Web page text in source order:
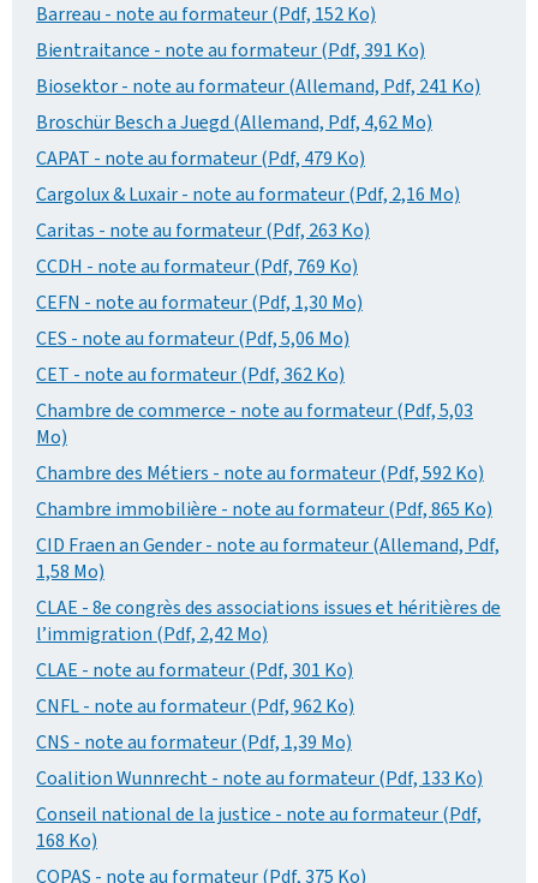
Barreau - note au formateur (Pdf, 152 Ko)
Bientraitance - note au formateur (Pdf, 391 Ko)
Biosektor - note au formateur (Allemand, Pdf, 241 Ko)
Broschür Besch a Juegd (Allemand, Pdf, 4,62 Mo)
CAPAT - note au formateur (Pdf, 479 Ko)
Cargolux & Luxair - note au formateur (Pdf, 2,16 Mo)
Caritas - note au formateur (Pdf, 263 Ko)
CCDH - note au formateur (Pdf, 769 Ko)
CEFN - note au formateur (Pdf, 1,30 Mo)
CES - note au formateur (Pdf, 5,06 Mo)
CET - note au formateur (Pdf, 362 Ko)
Chambre de commerce - note au formateur (Pdf, 5,03
Mo)
Chambre des Métiers - note au formateur (Pdf, 592 Ko)
Chambre immobilière - note au formateur (Pdf, 865 Ko)
CID Fraen an Gender - note au formateur (Allemand, Pdf,
1,58 Mo)
CLAE - 8e congrès des associations issues et héritières de
l’immigration (Pdf, 2,42 Mo)
CLAE - note au formateur (Pdf, 301 Ko)
CNFL - note au formateur (Pdf, 962 Ko)
CNS - note au formateur (Pdf, 1,39 Mo)
Coalition Wunnrecht - note au formateur (Pdf, 133 Ko)
Conseil national de la justice - note au formateur (Pdf,
168 Ko)
COPAS - note au formateur (Pdf, 375 Ko)